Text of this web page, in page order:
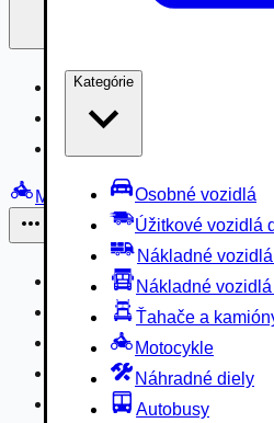
Kategórie
Osobné vozidlá
Úžitkové vozidlá
Nákladné
Nákladné
Ťahače a
Motocykle
Náhradné diely
Autobusy
Nákladné vozidlá 3,5 -
Nákladné vozidlá nad 7,5t
Motocykle
Náhradné diely
Autobusy
Vodné/Snežné skútre,
Obytné prívesy
Poľnohospodárske